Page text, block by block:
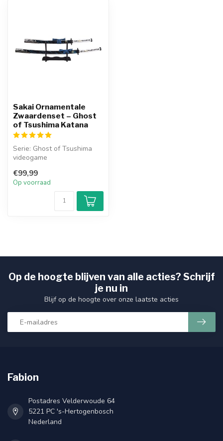
Sakai Ornamentale
Zwaardenset – Ghost
of Tsushima Katana
Serie: Ghost of Tsushima
videogame
Houten schede
Houten handvat...
€99,99
Op voorraad
Op de hoogte blijven van alle acties? Schrijf
je nu in
Blijf op de hoogte over onze laatste acties
Fabion
Postadres Velderwoude 64
5221 PC 's-Hertogenbosch
Nederland